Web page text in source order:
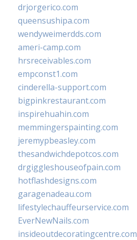
drjorgerico.com
queensushipa.com
wendyweimerdds.com
ameri-camp.com
hrsreceivables.com
empconst1.com
cinderella-support.com
bigpinkrestaurant.com
inspirehuahin.com
memmingerspainting.com
jeremypbeasley.com
thesandwichdepotcos.com
drgiggleshouseofpain.com
hotflashdesigns.com
garagenadeau.com
lifestylechauffeurservice.com
EverNewNails.com
insideoutdecoratingcentre.com